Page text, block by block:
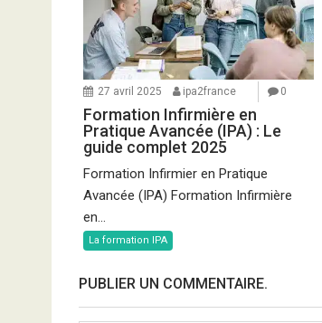
27 avril 2025 ipa2france 0
Formation Infirmière en
Pratique Avancée (IPA) : Le
guide complet 2025
Formation Infirmier en Pratique
Avancée (IPA) Formation Infirmière
en...
La formation IPA
PUBLIER UN COMMENTAIRE.